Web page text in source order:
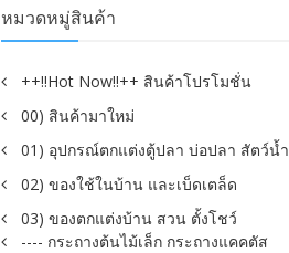
หมวดหมู่สินค้า
++!!Hot Now!!++ สินค้าโปรโมชั่น
00) สินค้ามาใหม่
01) อุปกรณ์ตกแต่งตู้ปลา บ่อปลา สัตว์น้ำ
02) ของใช้ในบ้าน และเบ็ดเตล็ด
03) ของตกแต่งบ้าน สวน ตั้งโชว์
---- กระถางต้นไม้เล็ก กระถางแคคตัส